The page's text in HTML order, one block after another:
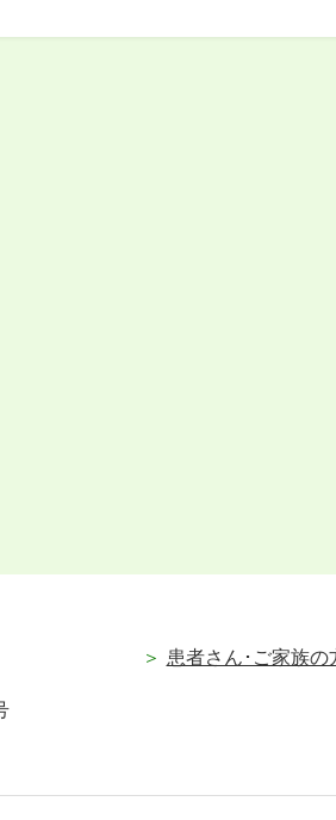
患者さん･ご家族の